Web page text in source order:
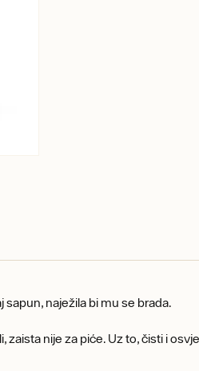
sapun, naježila bi mu se brada.
nije za piće. Uz to, čisti i